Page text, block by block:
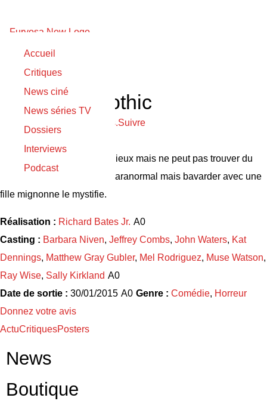
Accueil
Critiques
News ciné
News séries TV
Dossiers
Interviews
Podcast
30/01/2015
Suburban Gothic
Please login to follow items.Suivre
Raymond a un MBA prestigieux mais ne peut pas trouver du
travail. Il peut canaliser le paranormal mais bavarder avec une
fille mignonne le mystifie.
Réalisation : Richard Bates Jr.
Casting : Barbara Niven, Jeffrey Combs, John Waters, Kat
Dennings, Matthew Gray Gubler, Mel Rodriguez, Muse Watson,
Ray Wise, Sally Kirkland
Date de sortie : 30/01/2015 Genre : Comédie, Horreur
Donnez votre avis
ActuCritiquesPosters
News
Boutique